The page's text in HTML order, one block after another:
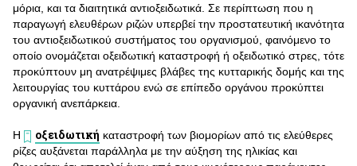
μόρια, και τα διαιτητικά αντιοξειδωτικά. Σε περίπτωση που η
παραγωγή ελευθέρων ριζών υπερβεί την προστατευτική ικανότητα
του αντιοξειδωτικού συστήματος του οργανισμού, φαινόμενο το
οποίο ονομάζεται οξειδωτική καταστροφή ή οξειδωτικό στρες, τότε
προκύπτουν μη ανατρέψιμες βλάβες της κυτταρικής δομής και της
λειτουργίας του κυττάρου ενώ σε επίπεδο οργάνου προκύπτει
οργανική ανεπάρκεια.
Η οξειδωτική καταστροφή των βιομορίων από τις ελεύθερες
ρίζες αυξάνεται παράλληλα με την αύξηση της ηλικίας και